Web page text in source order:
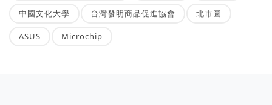
中國文化大學 台灣發明商品促進協會 北市圖
ASUS Microchip